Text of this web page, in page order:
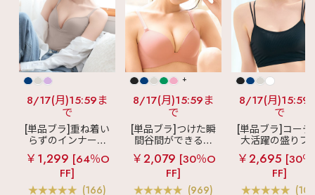
8/17(月)15:59ま
で
[単品ブラ]重ね着い
らずのインナーブ
ラ
リッチバスト
ブラトップ (ワイヤ
ー入り)
￥1,299 [64％O
FF]
(166)
+
8/17(月)15:59ま
で
[単品ブラ]つけた瞬
間谷間ができるシ
ームレスブラ
超
盛ブラ(R) シームレ
ス 単品ブラジャー
￥2,079 [30％O
FF]
(969)
8/17(月)15:59
で
[単品ブラ]コーデ
大活躍の盛りブ
ショートレン
ス ブラトップ 超
ブラ(R) 単品ブ
ャー
￥2,695 [30
FF]